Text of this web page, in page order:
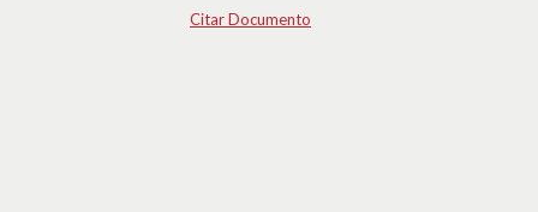
Citar Documento